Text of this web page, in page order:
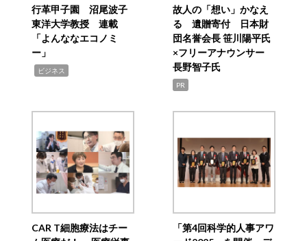
行革甲子園 沼尾波子
東洋大学教授 連載
「よんななエコノミ
ー」
ビジネス
故人の「想い」かなえ
る 遺贈寄付 日本財
団名誉会長 笹川陽平氏
×フリーアナウンサー
長野智子氏
PR
CAR T細胞療法はチー
「第4回科学的人事アワ